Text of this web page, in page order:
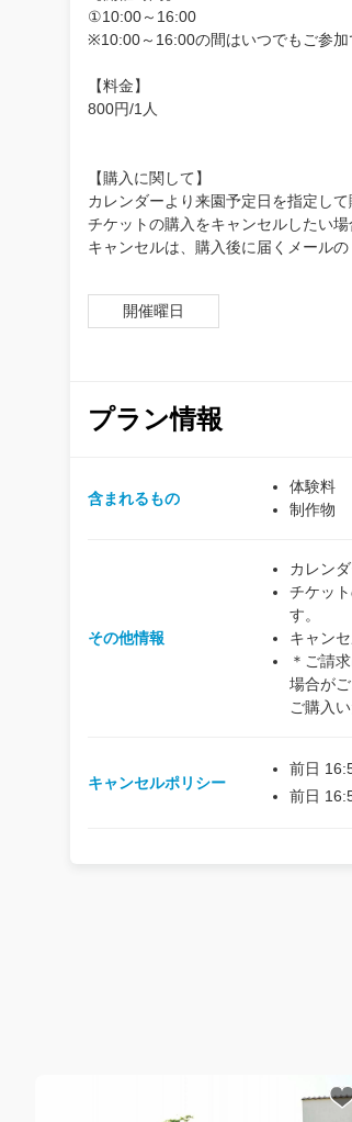
①10:00～16:00
※10:00～16:00の間はいつでもご参加
【料金】
800円/1人
【購入に関して】
カレンダーより来園予定日を指定して
チケットの購入をキャンセルしたい
キャンセルは、購入後に届くメール
開催曜日
プラン情報
含まれるもの
体験料
制作物
その他情報
カレン
チケッ
す。
キャン
＊ご請
場合が
ご購入
キャンセルポリシー
前日
前日